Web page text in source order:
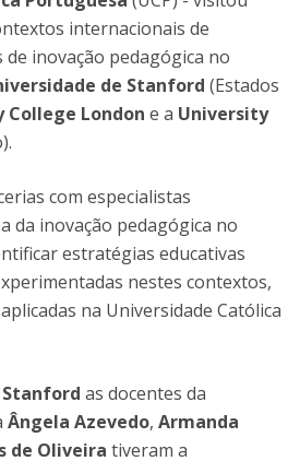
internacionais de
de inovação pedagógica no
de Stanford (Estados
College London e a University
com especialistas
da inovação pedagógica no
estratégias educativas
nestes contextos,
na Universidade Católica
as docentes da
Ângela Azevedo, Armanda
de Oliveira tiveram a